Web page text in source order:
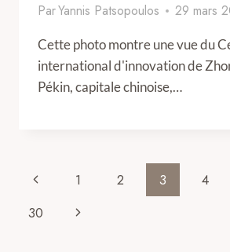
ParYannis Patsopoulos 29 mars
Cette photo montre une vue du
international d'innovation de
Pékin, capitale chinoise,…
Page
navigation
Previous
Page
1 2 3 4
30
Next